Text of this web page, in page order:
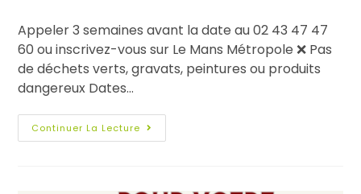
Appeler 3 semaines avant la date au 02 43 47 47
60 ou inscrivez-vous sur Le Mans Métropole ❌ Pas
de déchets verts, gravats, peintures ou produits
dangereux Dates…
Continuer La Lecture